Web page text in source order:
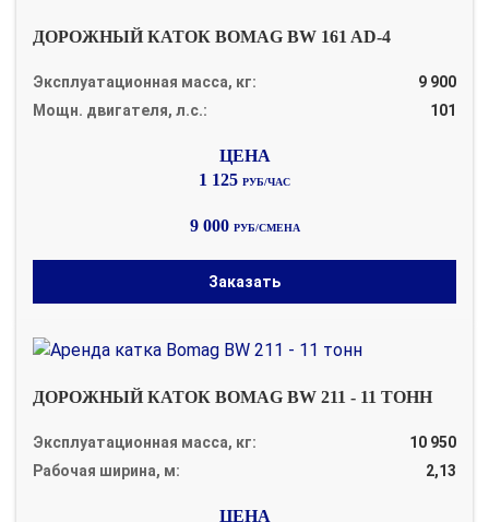
ДОРОЖНЫЙ КАТОК BOMAG BW 161 AD-4
Эксплуатационная масса, кг:
9 900
Мощн. двигателя, л.с.:
101
1 125 РУБ/ЧАС
9 000 РУБ/СМЕНА
Заказать
ДОРОЖНЫЙ КАТОК BOMAG BW 211 - 11 ТОНН
Эксплуатационная масса, кг:
10 950
Рабочая ширина, м:
2,13